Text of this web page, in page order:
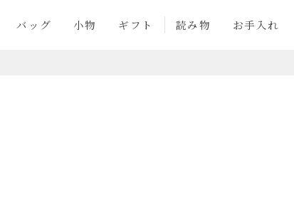
バッグ 小物 ギフト 読み物 お手入れ
〜